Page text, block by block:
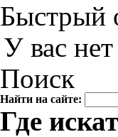
Быстрый
У вас
Поиск
Найти на сайте:
Где